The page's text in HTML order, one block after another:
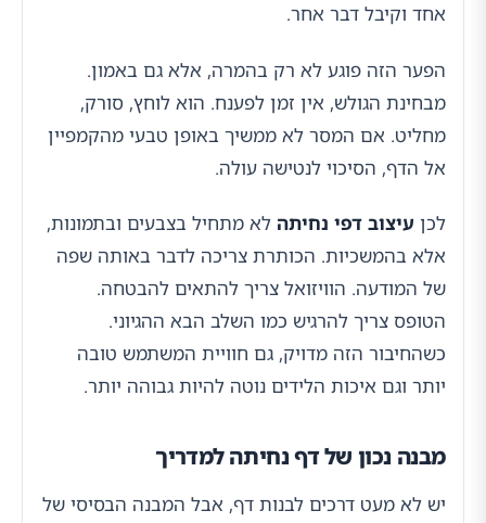
אחד וקיבל דבר אחר.
הפער הזה פוגע לא רק בהמרה, אלא גם באמון.
מבחינת הגולש, אין זמן לפענח. הוא לוחץ, סורק,
מחליט. אם המסר לא ממשיך באופן טבעי מהקמפיין
אל הדף, הסיכוי לנטישה עולה.
לכן עיצוב דפי נחיתה לא מתחיל בצבעים ובתמונות,
אלא בהמשכיות. הכותרת צריכה לדבר באותה שפה
של המודעה. הוויזואל צריך להתאים להבטחה.
הטופס צריך להרגיש כמו השלב הבא ההגיוני.
כשהחיבור הזה מדויק, גם חוויית המשתמש טובה
יותר וגם איכות הלידים נוטה להיות גבוהה יותר.
מבנה נכון של דף נחיתה למדריך
יש לא מעט דרכים לבנות דף, אבל המבנה הבסיסי של